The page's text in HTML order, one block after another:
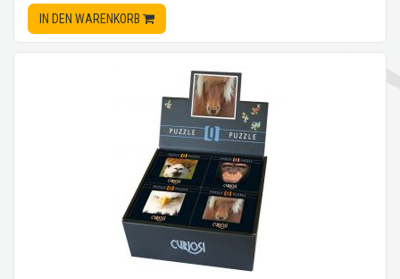
IN DEN WARENKORB